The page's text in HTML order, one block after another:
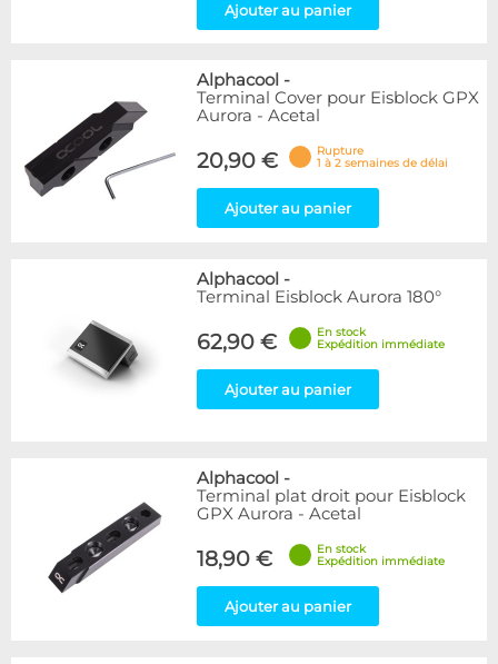
Ajouter au panier
Alphacool -
Terminal Cover pour Eisblock GPX
Aurora - Acetal
20,90 €
Rupture
1 à 2 semaines de délai
Ajouter au panier
Alphacool -
Terminal Eisblock Aurora 180°
62,90 €
En stock
Expédition immédiate
Ajouter au panier
Alphacool -
Terminal plat droit pour Eisblock
GPX Aurora - Acetal
18,90 €
En stock
Expédition immédiate
Ajouter au panier